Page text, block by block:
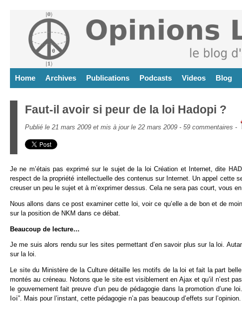
Home Archives Publications Podcasts Videos Blog
Faut-il avoir si peur de la loi Hadopi ?
Publié le 21 mars 2009 et mis à jour le 22 mars 2009 - 59 commentaires -
Je ne m’étais pas exprimé sur le sujet de la loi Création et Internet, dite
respect de la propriété intellectuelle des contenus sur Internet. Un appel cette
creuser un peu le sujet et à m’exprimer dessus. Cela ne sera pas court, vous
Nous allons dans ce post examiner cette loi, voir ce qu’elle a de bon et de
sur la position de NKM dans ce débat.
Beaucoup de lecture…
Je me suis alors rendu sur les sites permettant d’en savoir plus sur la loi.
sur la loi.
Le sitedu Ministère de la Culture détaille les motifs de la loi et fait la part
montés au créneau. Notons que le site est visiblement en Ajax et qu’il n’est
le gouvernement fait preuve d’un peu de pédagogie dans la promotion d’une
loi”. Mais pour l’instant, cette pédagogie n’a pas beaucoup d’effets sur l’opinion.